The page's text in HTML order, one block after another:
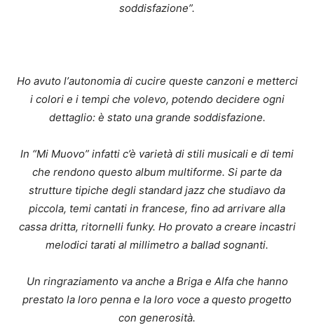
soddisfazione”.
Ho avuto l’autonomia di cucire queste canzoni e metterci
i colori e i tempi che volevo, potendo decidere ogni
dettaglio: è stato una grande soddisfazione.
In “Mi Muovo” infatti c’è varietà di stili musicali e di temi
che rendono questo album multiforme. Si parte da
strutture tipiche degli standard jazz che studiavo da
piccola, temi cantati in francese, fino ad arrivare alla
cassa dritta, ritornelli funky. Ho provato a creare incastri
melodici tarati al millimetro a ballad sognanti.
Un ringraziamento va anche a Briga e Alfa che hanno
prestato la loro penna e la loro voce a questo progetto
con generosità.